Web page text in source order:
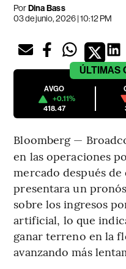
PorDina Bass
03 de junio, 2026 | 10:12 PM
ÚLTIMAS
AVGO
+0.11%
418.47
Bloomberg —
en las operaciones
mercado después
presentara un
sobre los ingresos
artificial, lo que
ganar terreno en la
avanzando más